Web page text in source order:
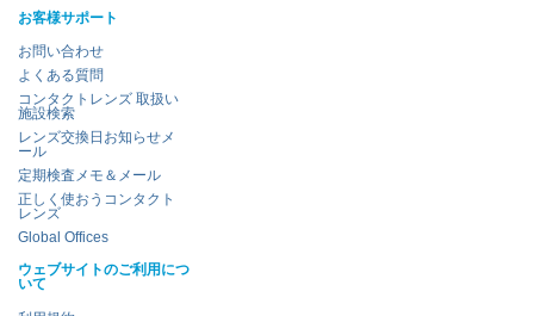
お客様サポート
お問い合わせ
よくある質問
コンタクトレンズ 取扱い
施設検索
レンズ交換日お知らせメ
ール
定期検査メモ＆メール
正しく使おうコンタクト
レンズ
Global Offices
ウェブサイトのご利用につ
いて